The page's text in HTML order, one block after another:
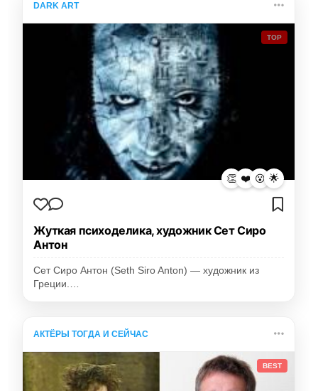
DARK ART
TOP
👏 ❤️ 😮 🌟
Жуткая психоделика, художник Сет Сиро
Антон
Сет Сиро Антон (Seth Siro Anton) — художник из
Греции.…
АКТЁРЫ ТОГДА И СЕЙЧАС
BEST